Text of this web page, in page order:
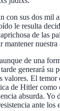
sus dos
le resulta
de las
de una
generará
El
de Hitler
absurda.
ante